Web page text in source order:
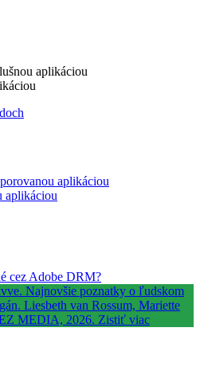
aplikáciou
aplikáciou
aplikáciou
cez Adobe DRM?